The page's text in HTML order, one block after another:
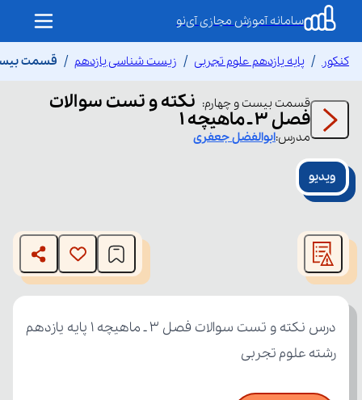
سامانه آموزش مجازی آی‌نو
کنکور پایه یازدهم علوم تجربی زیست شناسی یازدهم قسمت بیست و
قسمت بیست و چهارم: نکته و تست سوالات
فصل ۳ ـ ماهیچه ۱
مدرس:ابوالفضلجعفری
ویدیو
modal
window.
The media could not be loaded, either because the server
or network failed or because the format is not supported.
رشته علوم تجربی